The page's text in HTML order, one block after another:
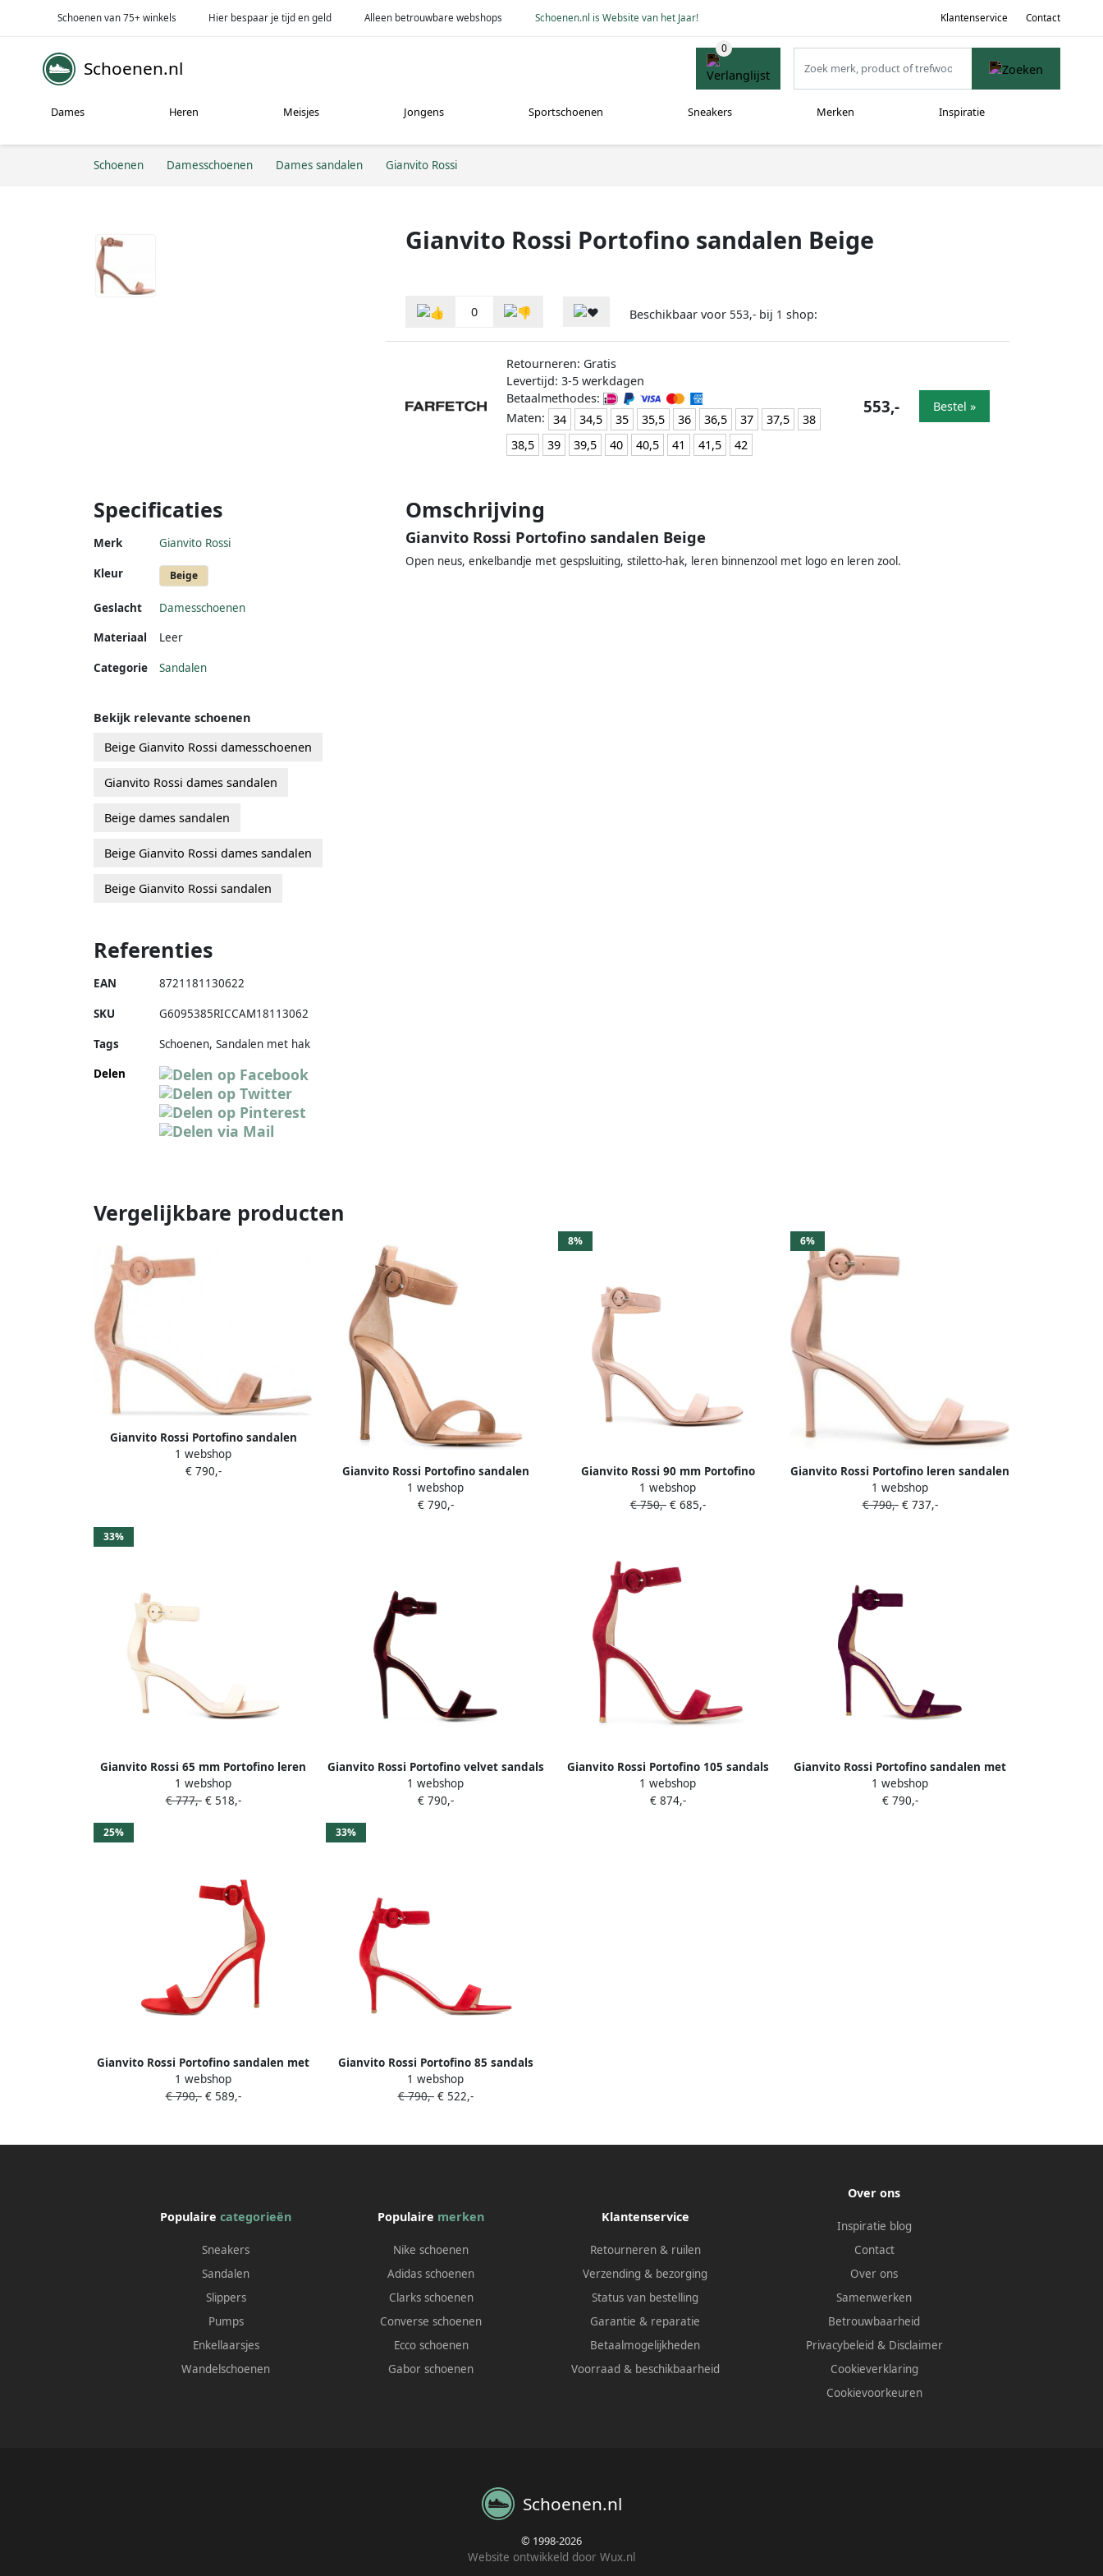
Schoenen van 75+ winkels Hier bespaar je tijd en geld Alleen betrouwbare webshops Schoenen.nl is Website van het Jaar! Klantenservice Contact
Schoenen.nl
Dames Heren Meisjes Jongens Sportschoenen Sneakers Merken Inspiratie
Schoenen Damesschoenen Dames sandalen Gianvito Rossi
Gianvito Rossi Portofino sandalen Beige
0 Beschikbaar voor 553,- bij 1 shop:
Retourneren: Gratis
Levertijd: 3-5 werkdagen
Betaalmethodes:
Maten: 34 34,5 35 35,5 36 36,5 37 37,5
38
38,5
39 39,5 40 40,5 41 41,5 42
553,- Bestel »
Specificaties
Merk Gianvito Rossi
Kleur Beige
Geslacht
Damesschoenen
Materiaal
Leer
Categorie Sandalen
Omschrijving
Gianvito Rossi Portofino sandalen Beige
Open neus, enkelbandje met gespsluiting, stiletto-hak, leren binnenzool met logo en leren zool.
Bekijk relevante schoenen
Beige Gianvito Rossi damesschoenen
Gianvito Rossi dames sandalen
Beige dames sandalen
Beige Gianvito Rossi dames sandalen
Beige Gianvito Rossi sandalen
Referenties
EAN 8721181130622
SKU G6095385RICCAM18113062
Tags
Schoenen, Sandalen met hak
Delen
Vergelijkbare producten
Gianvito Rossi Portofino sandalen
Beige
1 webshop
€ 790,-
Gianvito Rossi Portofino sandalen
Beige
1 webshop
€ 790,-
8%
Gianvito Rossi 90 mm Portofino
sandalen Beige
1 webshop
€ 750,-€ 685,-
6%
Gianvito Rossi Portofino leren sandalen
Roze
1 webshop
€ 790,-€ 737,-
33%
Gianvito Rossi 65 mm Portofino leren
sandalen met enkelbandje Beige
1 webshop
€ 777,-€ 518,-
Gianvito Rossi Portofino velvet sandals
Rood
1 webshop
€ 790,-
Gianvito Rossi Portofino 105 sandals
Rood
1 webshop
€ 874,-
Gianvito Rossi Portofino sandalen met
hak Paars
1 webshop
€ 790,-
25%
Gianvito Rossi Portofino sandalen met
gesp Rood
1 webshop
€ 790,-€ 589,-
33%
Gianvito Rossi Portofino 85 sandals
Rood
1 webshop
€ 790,-€ 522,-
Populairecategorieën
Sneakers
Sandalen
Slippers
Pumps
Enkellaarsjes
Wandelschoenen
Populaire merken
Nike schoenen
Adidas schoenen
Clarks schoenen
Converse schoenen
Ecco schoenen
Gabor schoenen
Klantenservice
Retourneren & ruilen
Verzending & bezorging
Status van bestelling
Garantie & reparatie
Betaalmogelijkheden
Voorraad & beschikbaarheid
Over ons
Inspiratie blog
Contact
Over ons
Samenwerken
Betrouwbaarheid
Privacybeleid & Disclaimer
Cookieverklaring
Cookievoorkeuren
Schoenen.nl
© 1998-2026
Website ontwikkeld door Wux.nl